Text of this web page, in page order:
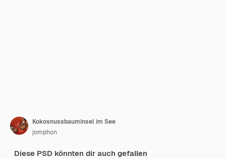
Kokosnussbauminsel im See
jomphon
Diese PSD könnten dir auch gefallen